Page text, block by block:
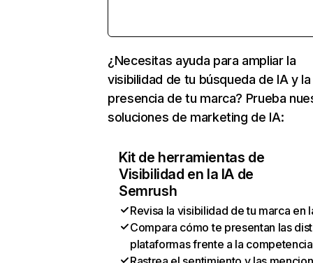
¿Necesitas ayuda para ampliar la
visibilidad de tu búsqueda de IA y la
presencia de tu marca? Prueba
soluciones de marketing de IA:
Kit de herramientas de
Visibilidad en la IA de
Semrush
Revisa la visibilidad de tu marca en
Compara cómo te presentan las
plataformas frente a la competencia